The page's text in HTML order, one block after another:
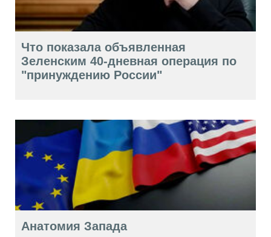
Что показала объявленная
Зеленским 40-дневная операция по
"принуждению России"
Анатомия Запада